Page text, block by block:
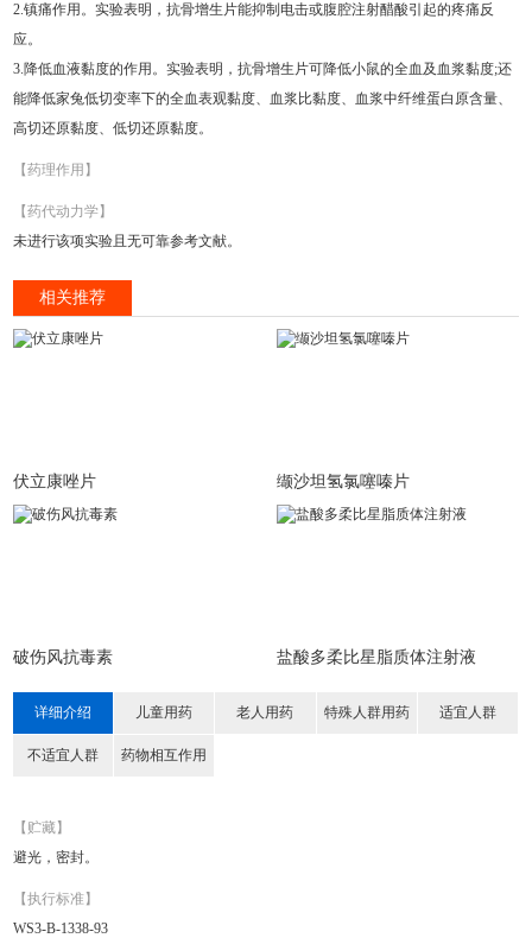
2.镇痛作用。实验表明，抗骨增生片能抑制电击或腹腔注射醋酸引起的疼痛反
应。
3.降低血液黏度的作用。实验表明，抗骨增生片可降低小鼠的全血及血浆黏度;还
能降低家兔低切变率下的全血表观黏度、血浆比黏度、血浆中纤维蛋白原含量、
高切还原黏度、低切还原黏度。
【药理作用】
【药代动力学】
未进行该项实验且无可靠参考文献。
相关推荐
伏立康唑片 缬沙坦氢氯噻嗪片
破伤风抗毒素 盐酸多柔比星脂质体注射液
详细介绍 儿童用药 老人用药 特殊人群用药 适宜人群
不适宜人群 药物相互作用
【贮藏】
避光，密封。
【执行标准】
WS3-B-1338-93